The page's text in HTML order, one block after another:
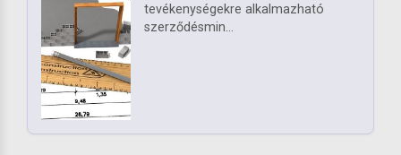
tevékenységekre alkalmazható
szerződésmin...